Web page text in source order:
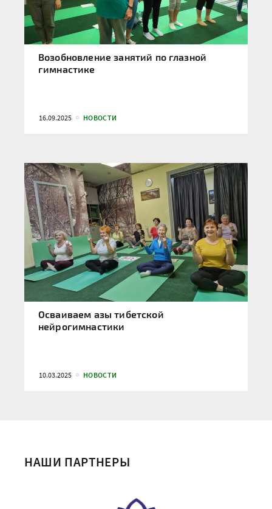
Возобновление занятий по глазной
гимнастике
16.09.2025 НОВОСТИ
Осваиваем азы тибетской
нейрогимнастики
10.03.2025 НОВОСТИ
НАШИ ПАРТНЕРЫ